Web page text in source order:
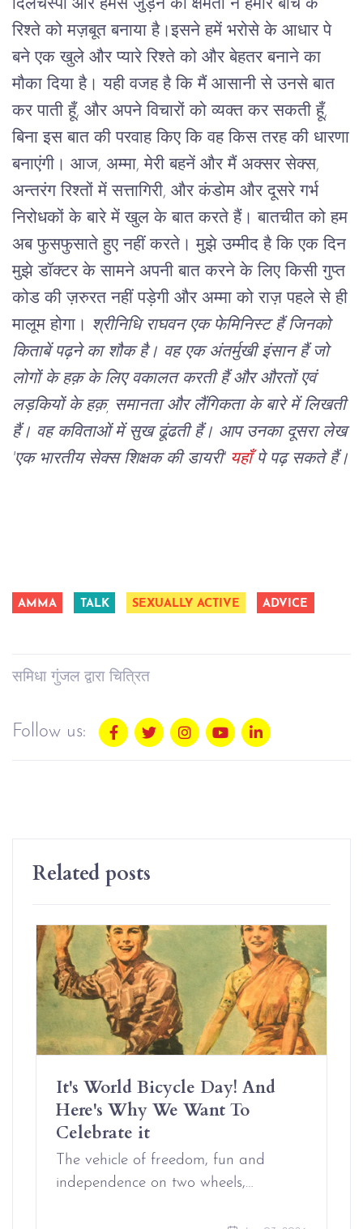
दिलचस्पी और हमसे जुड़ने की क्षमता ने हमारे बीच के
रिश्ते को मज़बूत बनाया है।इसने हमें भरोसे के आधार पे
बने एक खुले और प्यारे रिश्ते को और बेहतर बनाने का
मौका दिया है। यही वजह है कि मैं आसानी से उनसे बात
कर पाती हूँ, और अपने विचारों को व्यक्त कर सकती हूँ,
बिना इस बात की परवाह किए कि वह किस तरह की धारणा
बनाएंगी। आज, अम्मा, मेरी बहनें और मैं अक्सर सेक्स,
अन्तरंगरिश्तों में सत्तागिरी, और कंडोम और दूसरे गर्भ
निरोधकों के बारे में खुल के बात करते हैं। बातचीत को हम
अब फुसफुसाते हुए नहीं करते। मुझे उम्मीद है कि एक दिन
मुझे डॉक्टर के सामने अपनी बात करने के लिए किसी गुप्त
कोड की ज़रुरत नहीं पड़ेगी और अम्मा को राज़ पहले से ही
मालूम होगा। श्रीनिधि राघवन एक फेमिनिस्ट हैं जिनको
किताबें पढ़ने का शौक है। वह एक अंतर्मुखी इंसान हैं जो
लोगों के हक़ के लिए वकालत करती हैं और औरतों एवं
लड़कियों के हक़, समानता और लैंगिकता के बारे में लिखती
हैं। वह कविताओं में सुख ढूंढती हैं। आप उनका दूसरा लेख
'एक भारतीय सेक्स शिक्षक की डायरी' यहाँ पे पढ़ सकते हैं।
AMMA TALK SEXUALLY ACTIVE ADVICE
समिधा गुंजल द्वारा चित्रित
Follow us:
Related posts
It's World Bicycle Day! And
Here's Why We Want To
Celebrate it
The vehicle of freedom, fun and
independence on two wheels,…